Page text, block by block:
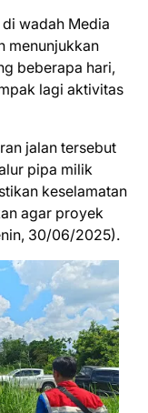
wadah Media
menunjukkan
beberapa hari,
lagi aktivitas
jalan tersebut
pipa milik
keselamatan
agar proyek
30/06/2025).